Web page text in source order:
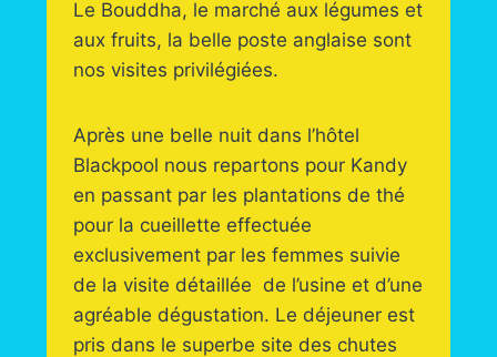
Le Bouddha, le marché aux légumes et
aux fruits, la belle poste anglaise sont
nos visites privilégiées.
Après une belle nuit dans l’hôtel
Blackpool nous repartons pour Kandy
en passant par les plantations de thé
pour la cueillette effectuée
exclusivement par les femmes suivie
de la visite détaillée de l’usine et d’une
agréable dégustation. Le déjeuner est
pris dans le superbe site des chutes